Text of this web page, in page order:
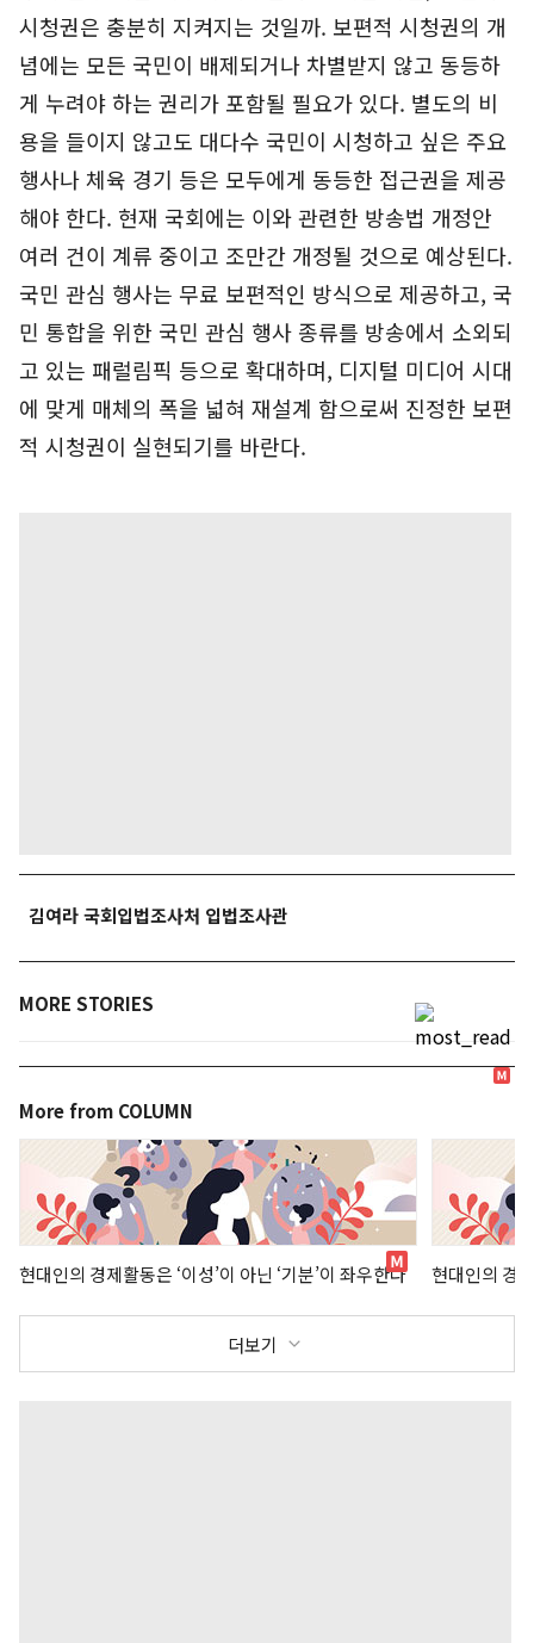
시청권은 충분히 지켜지는 것일까. 보편적 시청권의 개
념에는 모든 국민이 배제되거나 차별받지 않고 동등하
게 누려야 하는 권리가 포함될 필요가 있다. 별도의 비
용을 들이지 않고도 대다수 국민이 시청하고 싶은 주요
행사나 체육 경기 등은 모두에게 동등한 접근권을 제공
해야 한다. 현재 국회에는 이와 관련한 방송법 개정안
여러 건이 계류 중이고 조만간 개정될 것으로 예상된다.
국민 관심 행사는 무료 보편적인 방식으로 제공하고, 국
민 통합을 위한 국민 관심 행사 종류를 방송에서 소외되
고 있는 패럴림픽 등으로 확대하며, 디지털 미디어 시대
에 맞게 매체의 폭을 넓혀 재설계 함으로써 진정한 보편
적 시청권이 실현되기를 바란다.
김여라 국회입법조사처 입법조사관
MORE STORIES
More from COLUMN
현대인의 경제활동은 ‘이성’이 아닌 ‘기분’이 좌우한다 현대인의 경
더보기